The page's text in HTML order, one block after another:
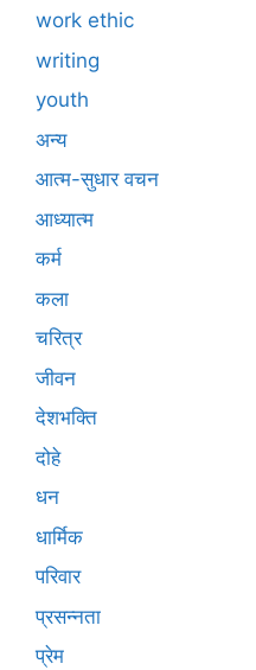
work ethic
writing
youth
अन्य
आत्म-सुधार वचन
आध्यात्म
कर्म
कला
चरित्र
जीवन
देशभक्ति
दोहे
धन
धार्मिक
परिवार
प्रसन्नता
प्रेम